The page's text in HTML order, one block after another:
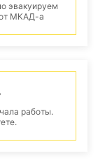
эвакуируем
МКАД-а
работы.